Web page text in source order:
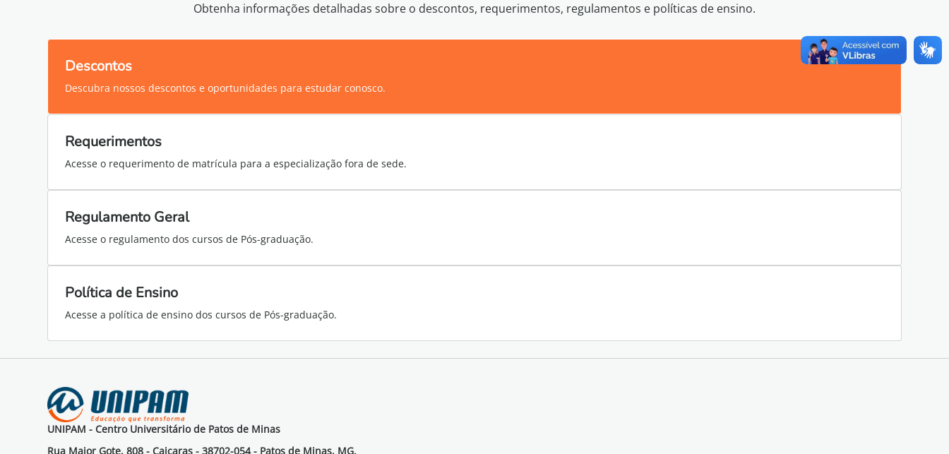
Obtenha informações detalhadas sobre o descontos, requerimentos, regulamentos e políticas de ensino.
Descontos
Descubra nossos descontos e oportunidades para estudar conosco.
Requerimentos
Acesse o requerimento de matrícula para a especialização fora de sede.
Regulamento Geral
Acesse o regulamento dos cursos de Pós-graduação.
Política de Ensino
Acesse a política de ensino dos cursos de Pós-graduação.
UNIPAM - Centro Universitário de Patos de Minas
Rua Major Gote, 808 - Caiçaras - 38702-054 - Patos de Minas, MG.